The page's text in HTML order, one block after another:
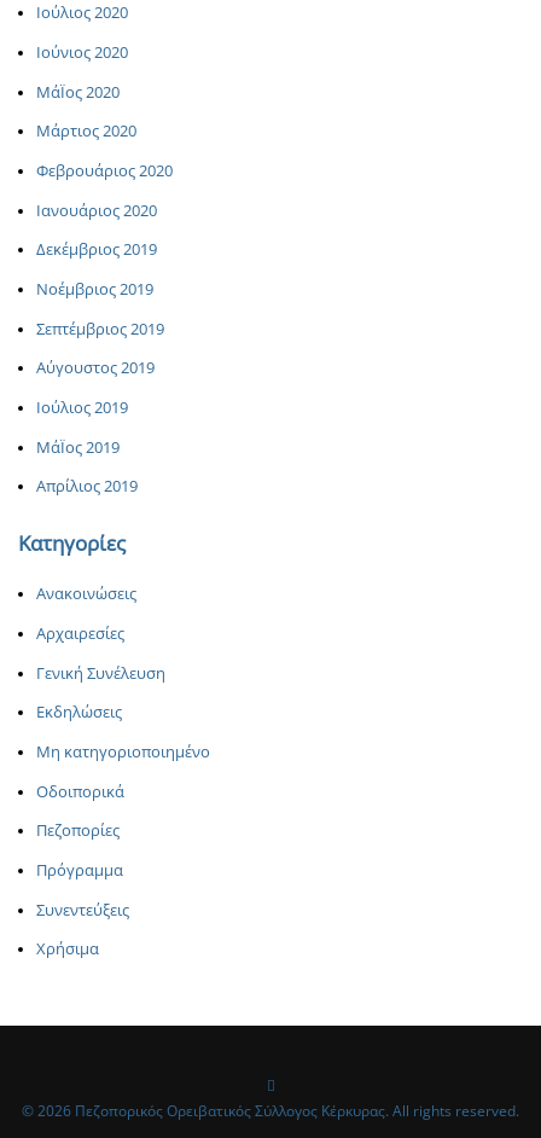
Ιούλιος 2020
Ιούνιος 2020
ΜάΪος 2020
Μάρτιος 2020
Φεβρουάριος 2020
Ιανουάριος 2020
Δεκέμβριος 2019
Νοέμβριος 2019
Σεπτέμβριος 2019
Αύγουστος 2019
Ιούλιος 2019
ΜάΪος 2019
Απρίλιος 2019
Κατηγορίες
Ανακοινώσεις
Αρχαιρεσίες
Γενική Συνέλευση
Εκδηλώσεις
Μη κατηγοριοποιημένο
Οδοιπορικά
Πεζοπορίες
Πρόγραμμα
Συνεντεύξεις
Χρήσιμα
© 2026 Πεζοπορικός Ορειβατικός Σύλλογος Κέρκυρας. All rights reserved.